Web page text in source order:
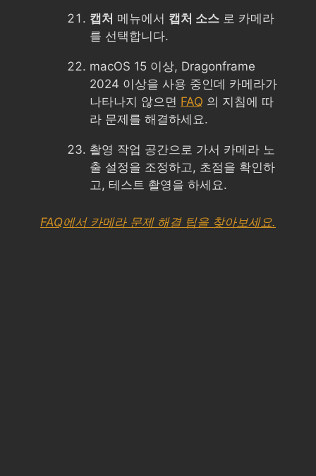
캡처 메뉴에서 캡처 소스 로 카메라
를 선택합니다.
macOS 15 이상, Dragonframe
2024 이상을 사용 중인데 카메라가
나타나지 않으면 FAQ 의 지침에 따
라 문제를 해결하세요.
촬영 작업 공간으로 가서 카메라 노
출 설정을 조정하고, 초점을 확인하
고, 테스트 촬영을 하세요.
FAQ에서 카메라 문제 해결 팁을 찾아보세요.